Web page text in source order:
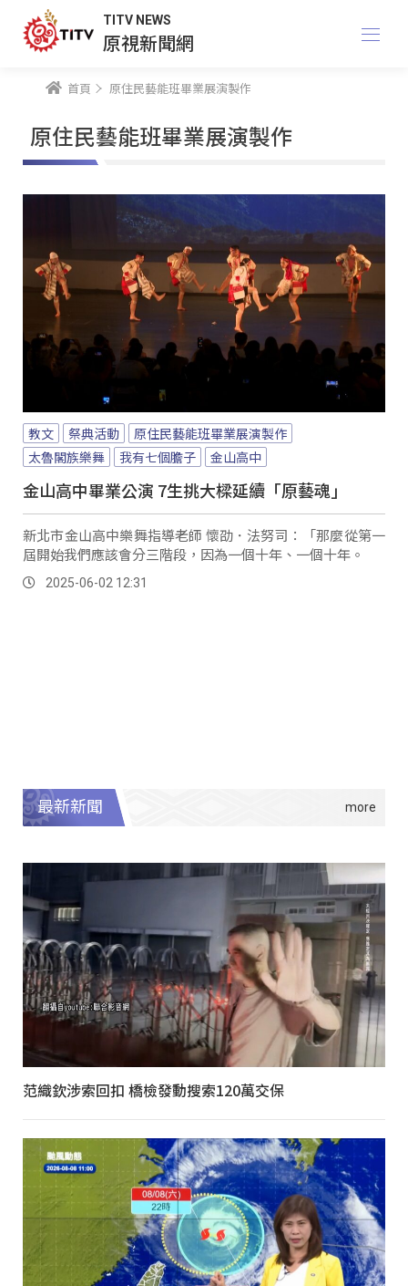
TITV NEWS
原視新聞網
首頁 原住民藝能班畢業展演製作
原住民藝能班畢業展演製作
教文 祭典活動
原住民藝能班畢業展演製作
太魯閣族樂舞
我有七個膽子 金山高中
金山高中畢業公演 7生挑大樑延續「原藝魂」
新北市金山高中樂舞指導老師 懷劭．法努司：「那麼從第一
屆開始我們應該會分三階段，因為一個十年、一個十年。
2025-06-02 12:31
最新新聞
范織欽涉索回扣 橋檢發動搜索120萬交保